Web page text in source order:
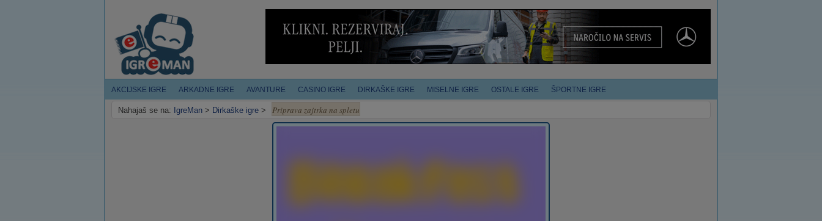
AKCIJSKE IGRE ARKADNE IGRE AVANTURE CASINO IGRE DIRKAŠKE IGRE MISELNE IGRE OSTALE IGRE ŠPORTNE IGRE
Nahajaš se na: IgreMan > Dirkaške igre > Priprava zajtrka na spletu